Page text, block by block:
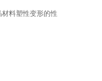
料塑性变形的性